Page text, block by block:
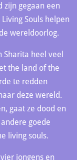
zijn gegaan een
Souls helpen
wereldoorlog.
heel veel
the land of the
te redden
deze wereld.
gaat ze dood en
goede
living souls.
jongens en